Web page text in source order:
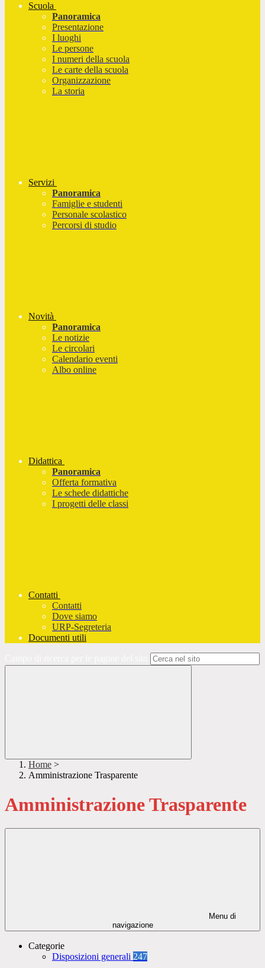
Scuola
Panoramica
Presentazione
I luoghi
Le persone
I numeri della scuola
Le carte della scuola
Organizzazione
La storia
Servizi
Panoramica
Famiglie e studenti
Personale scolastico
Percorsi di studio
Novità
Panoramica
Le notizie
Le circolari
Calendario eventi
Albo online
Didattica
Panoramica
Offerta formativa
Le schede didattiche
I progetti delle classi
Contatti
Contatti
Dove siamo
URP-Segreteria
Documenti utili
Home >
Amministrazione Trasparente
Amministrazione Trasparente
Menu di
navigazione
Categorie
Disposizioni generali 247